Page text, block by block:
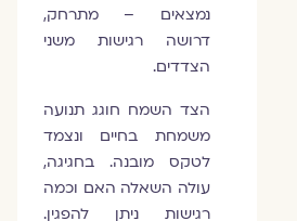
נמצאים – מתרחק,
דרושה רגישות משני
הצדדים.
הצד השמח חוגג תנועה
משמחת בחיים ונצמד
לטקס מובנה. בחגיגה,
עולה השאלה האם וכמה
רגישות ניתן להפגין.